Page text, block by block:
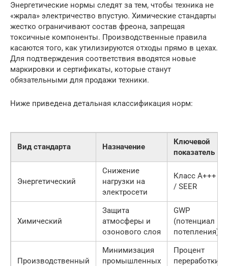
Энергетические нормы следят за тем, чтобы техника не
«жрала» электричество впустую. Химические стандарты
жестко ограничивают состав фреона, запрещая
токсичные компоненты. Производственные правила
касаются того, как утилизируются отходы прямо в цехах.
Для подтверждения соответствия вводятся новые
маркировки и сертификаты, которые станут
обязательными для продажи техники.
Ниже приведена детальная классификация норм:
Вид стандарта Назначение
Ключевой
показатель
Энергетический
Снижение
нагрузки на
электросети
Класс A+++
/ SEER
Химический
Защита
атмосферы и
озонового слоя
GWP
(потенциал
потепления)
Производственный
Минимизация
промышленных
Процент
переработки